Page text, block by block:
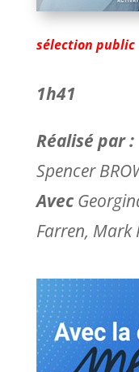
sélection public
1h41
Réalisé par :
Spencer
Avec
Farren, Mark